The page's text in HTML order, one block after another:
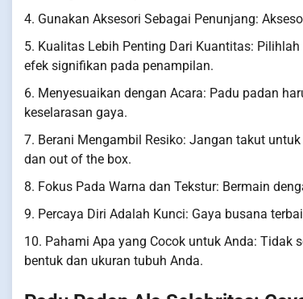
4. Gunakan Aksesori Sebagai Penunjang:
5. Kualitas Lebih Penting Dari Kuantitas:
efek signifikan pada penampilan.
6. Menyesuaikan dengan Acara: Padu padan
keselarasan gaya.
7. Berani Mengambil Resiko: Jangan takut
dan out of the box.
8. Fokus Pada Warna dan Tekstur: Bermain
9. Percaya Diri Adalah Kunci: Gaya busana
10. Pahami Apa yang Cocok untuk Anda: Tidak
bentuk dan ukuran tubuh Anda.